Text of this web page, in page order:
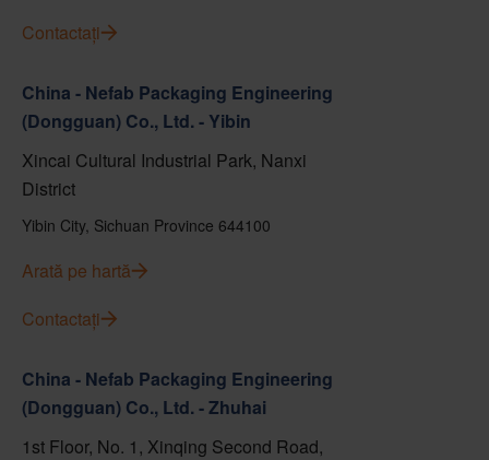
Contactați
China - Nefab Packaging Engineering
(Dongguan) Co., Ltd. - Yibin
Xincai Cultural Industrial Park, Nanxi
District
Yibin City, Sichuan Province 644100
Arată pe hartă
Contactați
China - Nefab Packaging Engineering
(Dongguan) Co., Ltd. - Zhuhai
1st Floor, No. 1, Xinqing Second Road,